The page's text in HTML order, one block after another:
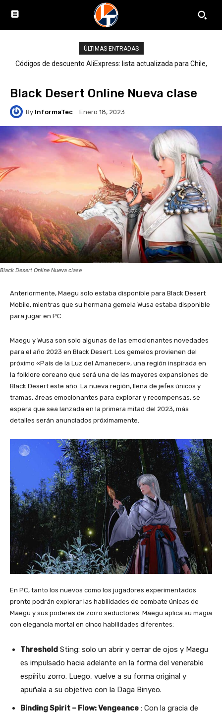
ÚLTIMAS ENTRADAS
Códigos de descuento AliExpress: lista actualizada para Chile,
Black Desert Online Nueva clase
By InformaTec Enero 18, 2023
Black Desert Online Nueva clase
Anteriormente, Maegu solo estaba disponible para Black Desert
Mobile, mientras que su hermana gemela Wusa estaba disponible
para jugar en PC.
Maegu y Wusa son solo algunas de las emocionantes novedades
para el año 2023 en Black Desert. Los gemelos provienen del
próximo «País de la Luz del Amanecer», una región inspirada en
la folklore coreano que será una de las mayores expansiones de
Black Desert este año. La nueva región, llena de jefes únicos y
tramas, áreas emocionantes para explorar y recompensas, se
espera que sea lanzada en la primera mitad del 2023, más
detalles serán anunciados próximamente.
En PC, tanto los nuevos como los jugadores experimentados
pronto podrán explorar las habilidades de combate únicas de
Maegu y sus poderes de zorro seductores. Maegu aplica su magia
con elegancia mortal en cinco habilidades diferentes:
Threshold Sting: solo un abrir y cerrar de ojos y Maegu
es impulsado hacia adelante en la forma del venerable
espíritu zorro. Luego, vuelve a su forma original y
apuñala a su objetivo con la Daga Binyeo.
Binding Spirit – Flow: Vengeance : Con la gracia de